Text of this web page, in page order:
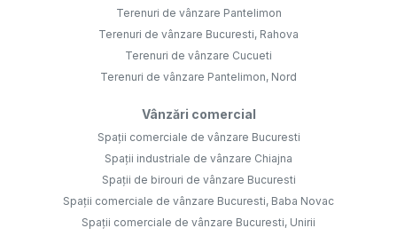
Terenuri de vânzare Pantelimon
Terenuri de vânzare Bucuresti, Rahova
Terenuri de vânzare Cucueti
Terenuri de vânzare Pantelimon, Nord
Vânzări comercial
Spații comerciale de vânzare Bucuresti
Spații industriale de vânzare Chiajna
Spații de birouri de vânzare Bucuresti
Spații comerciale de vânzare Bucuresti, Baba Novac
Spații comerciale de vânzare Bucuresti, Unirii